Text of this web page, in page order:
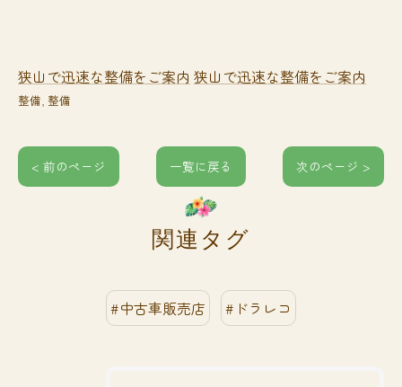
狭山で迅速な整備をご案内 狭山で迅速な整備をご案内
整備 整備
< 前のページ 一覧に戻る 次のページ >
関連タグ
#中古車販売店 #ドラレコ